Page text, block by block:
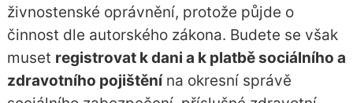
živnostenské oprávnění, protože půjde o
činnost dle autorského zákona. Budete se však
muset registrovat k dani a k platbě sociálního a
zdravotního pojištěnína okresní správě